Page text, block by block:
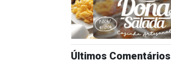
Últimos Comentários